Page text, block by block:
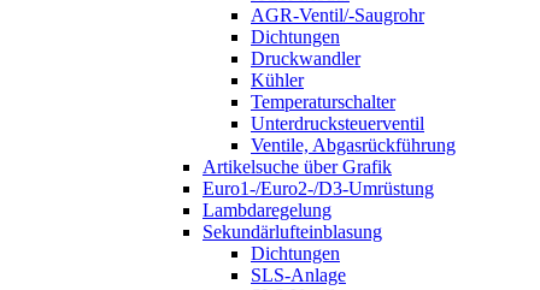
AGR-Ventil/-Saugrohr
Dichtungen
Druckwandler
Kühler
Temperaturschalter
Unterdrucksteuerventil
Ventile, Abgasrückführung
Artikelsuche über Grafik
Euro1-/Euro2-/D3-Umrüstung
Lambdaregelung
Sekundärlufteinblasung
Dichtungen
SLS-Anlage